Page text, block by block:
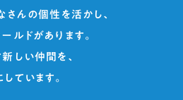
んの個性を活かし、
ルドがあります。
しい仲間を、
ています。